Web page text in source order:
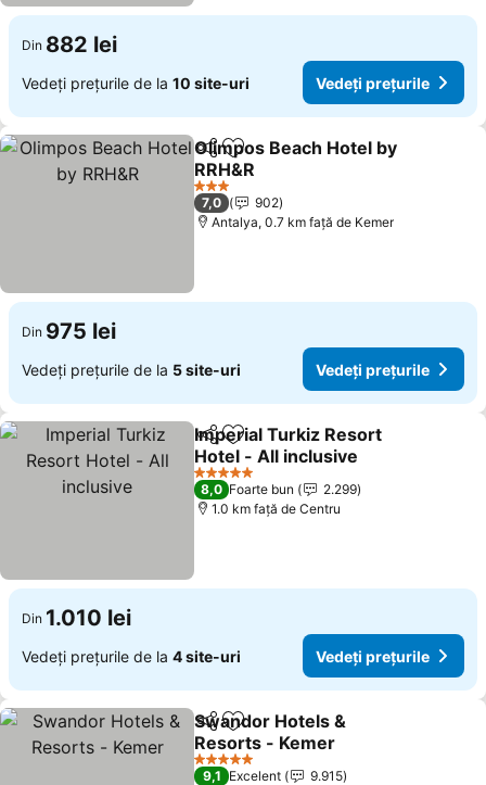
Din 882 lei
Vedeți prețurile de la 10 site-uri Vedeți prețurile
DistribuițiAdăugaţi la favorite
Olimpos Beach Hotel by
RRH&R
Vedeți prețurile
3 Stele
7,0
902
Antalya, 0.7 km faţă de Kemer
Din 975 lei
Vedeți prețurile de la 5 site-uri Vedeți prețurile
DistribuițiAdăugaţi la favorite
Imperial Turkiz Resort
Hotel - All inclusive
Vedeți prețurile
5 Stele
8,0 Foarte bun
2.299
1.0 km faţă de Centru
Din 1.010 lei
Vedeți prețurile de la 4 site-uri Vedeți prețurile
DistribuițiAdăugaţi la favorite
Swandor Hotels &
Resorts - Kemer
Vedeți prețurile
5 Stele
9,1 Excelent
9.915